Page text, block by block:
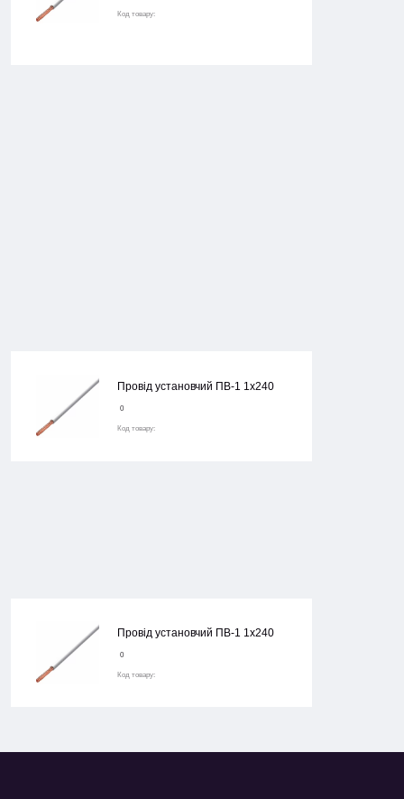
Код товару:
Провід установчий ПВ-1 1х240
0
Код товару:
Провід установчий ПВ-1 1х240
0
Код товару: